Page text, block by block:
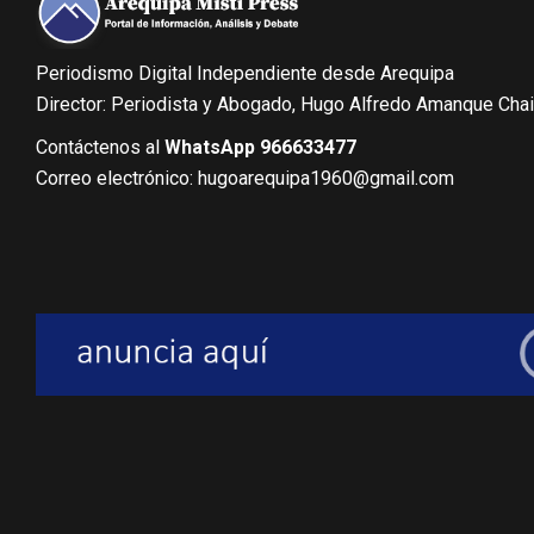
Periodismo Digital Independiente desde Arequipa
Director: Periodista y Abogado, Hugo Alfredo Amanque
Contáctenos al WhatsApp 966633477
Correo electrónico: hugoarequipa1960@gmail.com